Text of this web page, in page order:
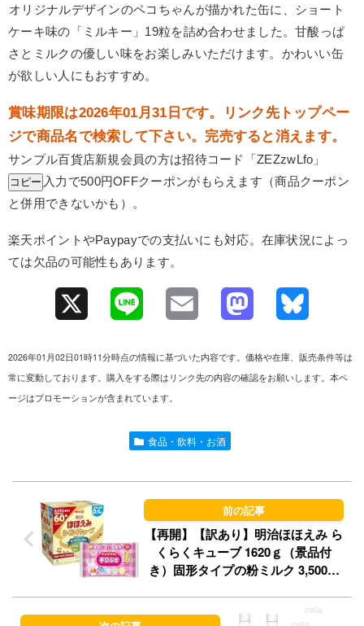
オリジナルデザインのペコちゃんが描かれた缶に、ショート
ケーキ味の「ミルキー」19粒を詰め合わせました。甘酸っぱ
さとミルクの優しい味をお楽しみいただけます。かわいい缶
が欲しい人にもおすすめ。
賞味期限は2026年01月31日です。リンク先トップペー
ジで商品名で検索して下さい。完売すると消えます。
サンプル百貨店新規会員の方は招待コード「ZEZzwLfo 」
コピー 入力で500円OFFクーポンがもらえます（商品クーポン
と併用できないかも）。
楽天ポイントやPaypayでの支払いにも対応。在庫状況によっ
ては欠品の可能性もあります。
e
l
o
n
y
2026年01月02日01時11分時点の情報に基づいた内容です。価格や在庫、販売条件等は
常に変動しております。購入をする際はリンク先の内容の確認をお願いします。本ペ
ージはプロモーションが含まれています。
食品・飲料・お酒
【再開】【訳あり】明治ほほえみ ら
くらくキューブ 1620ｇ（景品付
き）固形タイプの粉ミルク 3,500円